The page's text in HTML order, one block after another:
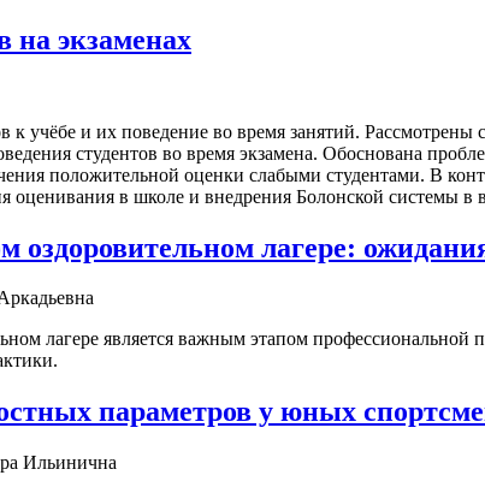
на экзаменах
к учёбе и их поведение во время занятий.
студентов во время экзамена. Обоснована
положительной оценки слабыми студентами. В
оценивания в школе и внедрения Болонской системы
лагере:
лагере является важным этапом
параметров у юных
Ильинична